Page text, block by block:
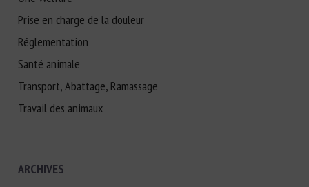
Prise en charge de la douleur
Réglementation
Santé animale
Transport, Abattage, Ramassage
Travail des animaux
ARCHIVES